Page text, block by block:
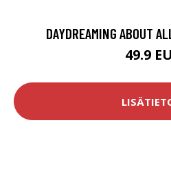
DAYDREAMING ABOUT
49.9